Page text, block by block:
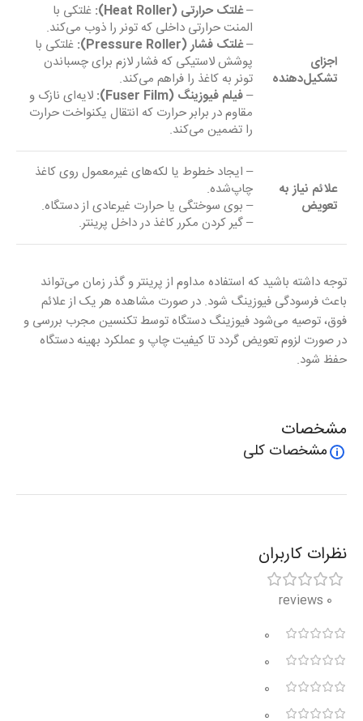
اجزای
تشکیل‌دهنده
–غلتک حرارتی (Heat Roller):
غلتکی با
المنت حرارتی داخلی که تونر را ذوب می‌کند.
–غلتک فشار (Pressure Roller):
غلتکی با
پوشش لاستیکی که فشار لازم برای چسباندن
تونر به کاغذ را فراهم می‌کند.
–فیلم فیوزینگ (Fuser Film):
لایه‌ای نازک و
مقاوم در برابر حرارت که انتقال یکنواخت حرارت
را تضمین می‌کند.
علائم نیاز به
تعویض
– ایجاد خطوط یا لکه‌های غیرمعمول روی کاغذ
چاپ‌شده.
– بوی سوختگی یا حرارت غیرعادی از دستگاه.
– گیر کردن مکرر کاغذ در داخل پرینتر.
توجه داشته باشید که استفاده مداوم از پرینتر و گذر زمان می‌تواند
باعث فرسودگی فیوزینگ شود. در صورت مشاهده هر یک از علائم
فوق، توصیه می‌شود فیوزینگ دستگاه توسط تکنسین مجرب بررسی و
در صورت لزوم تعویض گردد تا کیفیت چاپ و عملکرد بهینه دستگاه
حفظ شود.
مشخصات
مشخصات کلی
نظرات کاربران
0 reviews
0
0
0
0